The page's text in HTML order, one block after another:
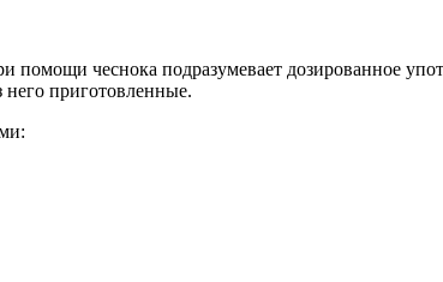
помощи чеснока подразумевает дозированное
него приготовленные.